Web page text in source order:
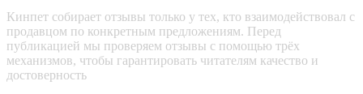
Кинпет собирает отзывы только у тех, кто взаимодействовал с
продавцом по конкретным предложениям. Перед
публикацией мы проверяем отзывы с помощью трёх
механизмов, чтобы гарантировать читателям качество и
достоверность